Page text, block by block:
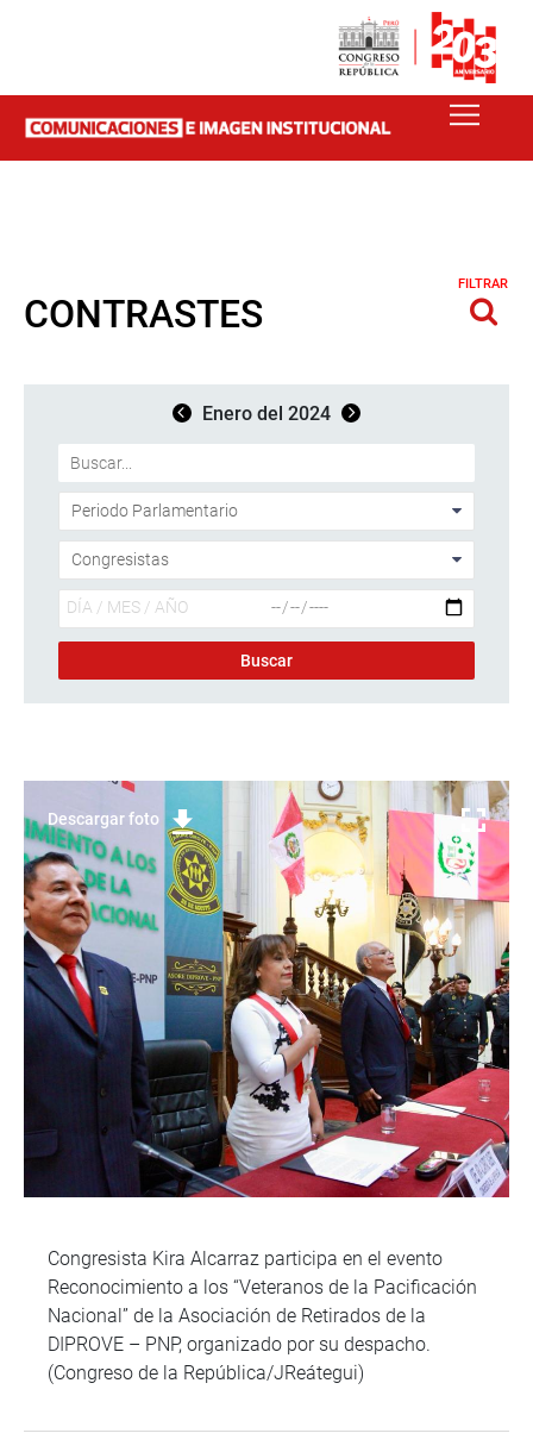
CONTRASTES
FILTRAR
Enero del 2024
Descargar foto
Congresista Kira Alcarraz participa en el evento
Reconocimiento a los “Veteranos de la Pacificación
Nacional” de la Asociación de Retirados de la
DIPROVE – PNP, organizado por su despacho.
(Congreso de la República/JReátegui)